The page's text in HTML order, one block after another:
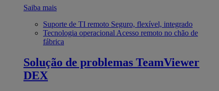
Saiba mais
Suporte de TI remoto Seguro, flexível, integrado
Tecnologia operacional Acesso remoto no chão de
fábrica
Solução de problemas TeamViewer
DEX